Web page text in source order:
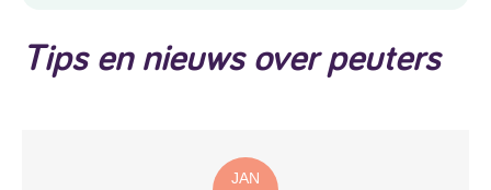
Tips en nieuws over peuters
JAN